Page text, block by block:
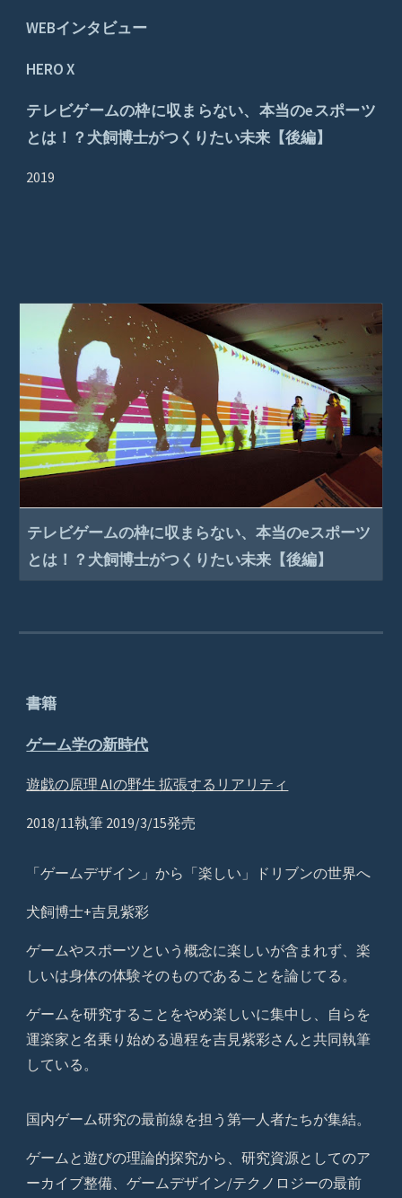
WEBインタビュー
HERO X
テレビゲームの枠に収まらない、本当のeスポーツ
とは！？犬飼博士がつくりたい未来【後編】
2019
テレビゲームの枠に収まらない、本当のeスポーツ
とは！？犬飼博士がつくりたい未来【後編】
書籍
ゲーム学の新時代
遊戯の原理 AIの野生 拡張するリアリティ
2018/11執筆 2019/3/15発売
「ゲームデザイン」から「楽しい」ドリブンの世界へ
犬飼博士+吉見紫彩
ゲームやスポーツという概念に楽しいが含まれず、楽
しいは身体の体験そのものであることを論じてる。
ゲームを研究することをやめ楽しいに集中し、自らを
運楽家と名乗り始める過程を吉見紫彩さんと共同執筆
している。
国内ゲーム研究の最前線を担う第一人者たちが集結。
ゲームと遊びの理論的探究から、研究資源としてのア
ーカイブ整備、ゲームデザイン/テクノロジーの最前